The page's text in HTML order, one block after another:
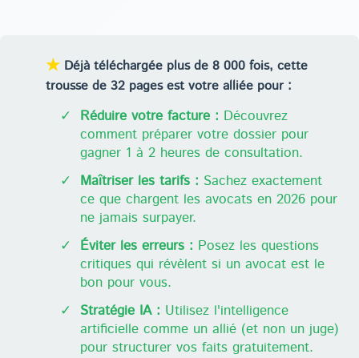
★ Déjà téléchargée plus de 8 000 fois, cette
trousse de 32 pages est votre alliée pour :
✓ Réduire votre facture : Découvrez
comment préparer votre dossier pour
gagner 1 à 2 heures de consultation.
✓ Maîtriser les tarifs : Sachez exactement
ce que chargent les avocats en 2026 pour
ne jamais surpayer.
✓ Éviter les erreurs : Posez les questions
critiques qui révèlent si un avocat est le
bon pour vous.
✓ Stratégie IA : Utilisez l'intelligence
artificielle comme un allié (et non un juge)
pour structurer vos faits gratuitement.